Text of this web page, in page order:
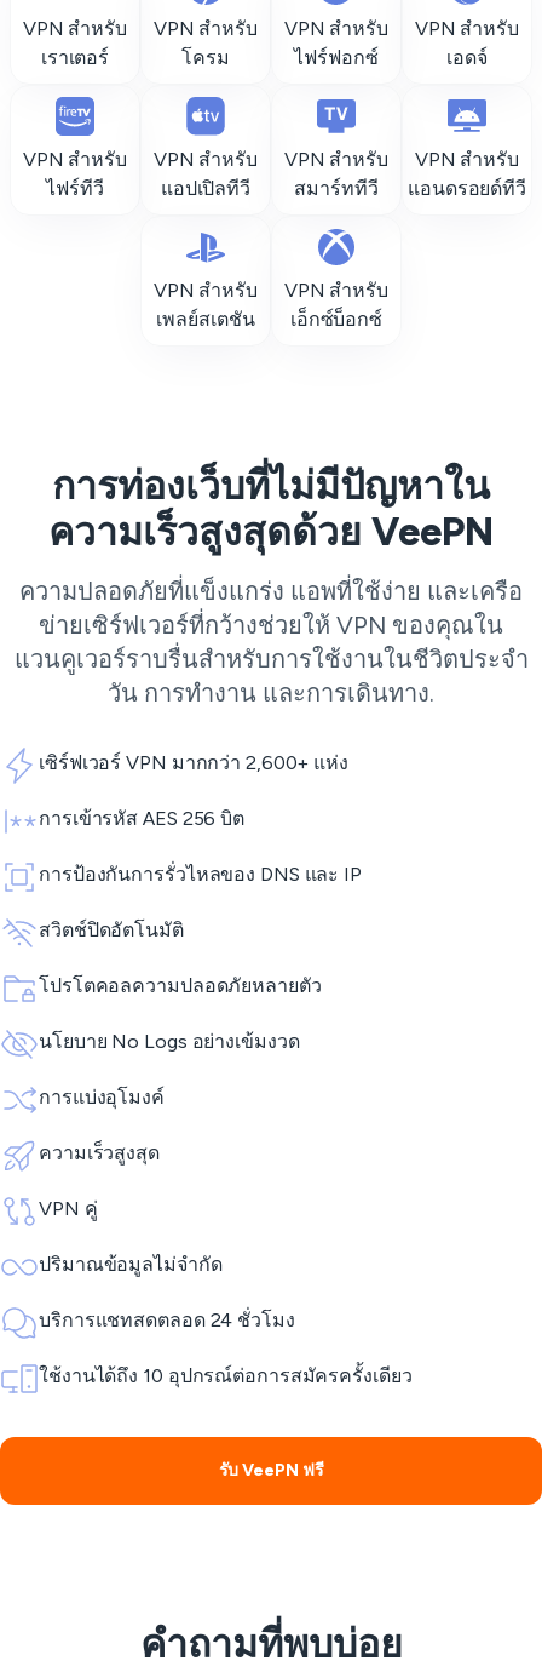
VPN สำหรับ
เราเตอร์
VPN สำหรับ
โครม
VPN สำหรับ
ไฟร์ฟอกซ์
VPN สำหรับ
เอดจ์
VPN สำหรับ
ไฟร์ทีวี
VPN สำหรับ
แอปเปิลทีวี
VPN สำหรับ
สมาร์ททีวี
VPN สำหรับ
แอนดรอยด์ทีวี
VPN สำหรับ
เพลย์สเตชัน
VPN สำหรับ
เอ็กซ์บ็อกซ์
การท่องเว็บที่ไม่มีปัญหาใน
ความเร็วสูงสุดด้วย VeePN
ความปลอดภัยที่แข็งแกร่ง แอพที่ใช้ง่าย และเครือ
ข่ายเซิร์ฟเวอร์ที่กว้างช่วยให้ VPN ของคุณใน
แวนคูเวอร์ราบรื่นสำหรับการใช้งานในชีวิตประจำ
วัน การทำงาน และการเดินทาง.
เซิร์ฟเวอร์ VPN มากกว่า 2,600+ แห่ง
การเข้ารหัส AES 256 บิต
การป้องกันการรั่วไหลของ DNS และ IP
สวิตช์ปิดอัตโนมัติ
โปรโตคอลความปลอดภัยหลายตัว
นโยบาย No Logs อย่างเข้มงวด
การแบ่งอุโมงค์
ความเร็วสูงสุด
VPN คู่
ปริมาณข้อมูลไม่จำกัด
บริการแชทสดตลอด 24 ชั่วโมง
ใช้งานได้ถึง 10 อุปกรณ์ต่อการสมัครครั้งเดียว
รับ VeePN ฟรี
คำถามที่พบบ่อย